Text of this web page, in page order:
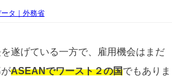
タ｜外務省
遂げている一方で、雇用機会はまだ
ASEANでワースト２の国でもありま